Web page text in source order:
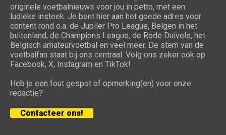
originele voetbalnieuws voor jou in petto, met een
ludieke insteek. Je bent hier aan het goede adres voor
content rond o.a. de Jupiler Pro League, Belgen in het
buitenland, de Champions League, de Rode Duivels, het
Belgisch amateurvoetbal en veel meer. De stem van de
voetbalfan staat bij ons centraal. Volg ons zeker ook op
Facebook, X, Instagram en TikTok!
Heb je een fout gespot of opmerking(en) voor onze
redactie?
Contacteer ons!